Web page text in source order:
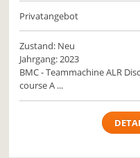
Privatangebot
Zustand: Neu
Jahrgang: 2023
BMC - Teammachine ALR
course A ...